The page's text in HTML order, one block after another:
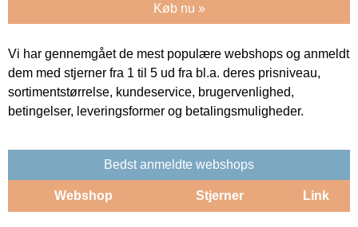
Køb nu »
Vi har gennemgået de mest populære webshops og anmeldt
dem med stjerner fra 1 til 5 ud fra bl.a. deres prisniveau,
sortimentstørrelse, kundeservice, brugervenlighed,
betingelser, leveringsformer og betalingsmuligheder.
Bedst anmeldte webshops
Webshop Stjerner Link